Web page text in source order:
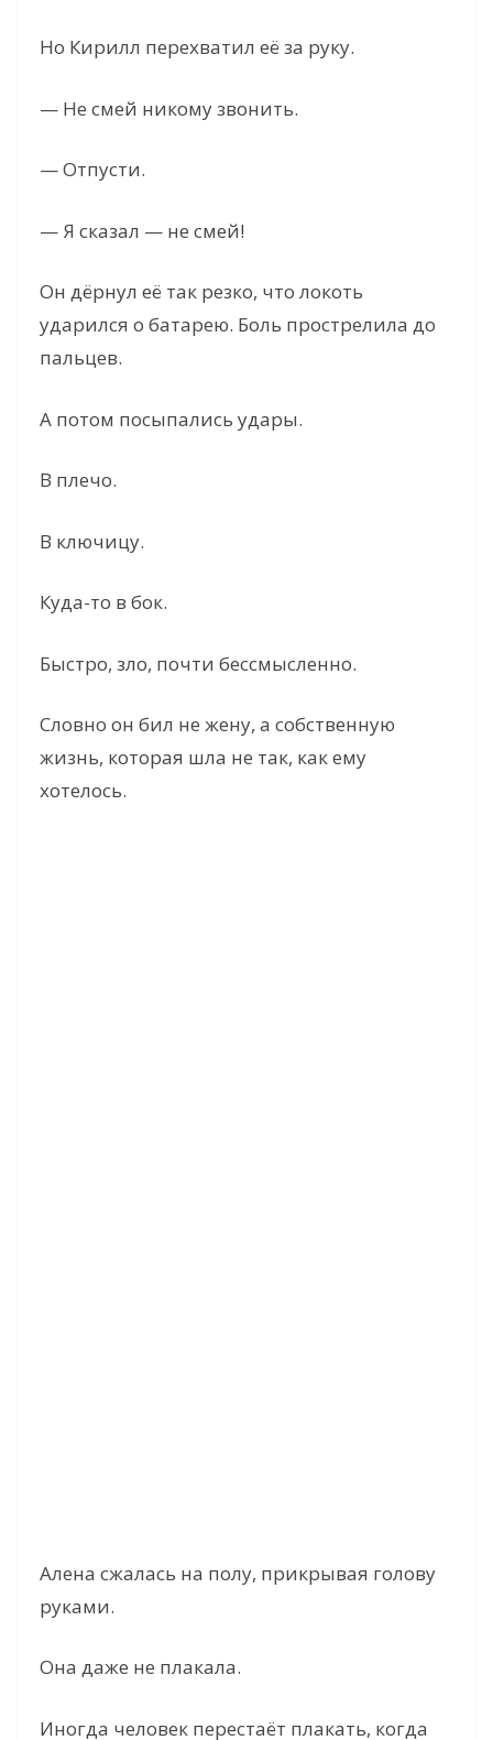
Но Кирилл перехватил её за руку.
— Не смей никому звонить.
— Отпусти.
— Я сказал — не смей!
Он дёрнул её так резко, что локоть
ударился о батарею. Боль прострелила до
пальцев.
А потом посыпались удары.
В плечо.
В ключицу.
Куда-то в бок.
Быстро, зло, почти бессмысленно.
Словно он бил не жену, а собственную
жизнь, которая шла не так, как ему
хотелось.
Алена сжалась на полу, прикрывая голову
руками.
Она даже не плакала.
Иногда человек перестаёт плакать, когда